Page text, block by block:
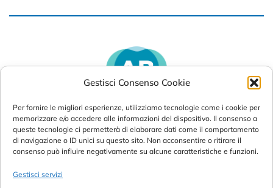
Gestisci Consenso Cookie
Per fornire le migliori esperienze, utilizziamo tecnologie come i cookie per
memorizzare e/o accedere alle informazioni del dispositivo. Il consenso a
queste tecnologie ci permetterà di elaborare dati come il comportamento
di navigazione o ID unici su questo sito. Non acconsentire o ritirare il
consenso può influire negativamente su alcune caratteristiche e funzioni.
Gestisci servizi